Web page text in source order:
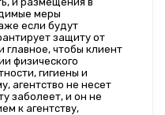
меры
если будут
защиту от
главное, чтобы клиент
физического
гигиены и
агентство не несет
заболеет, и он не
к агентству,